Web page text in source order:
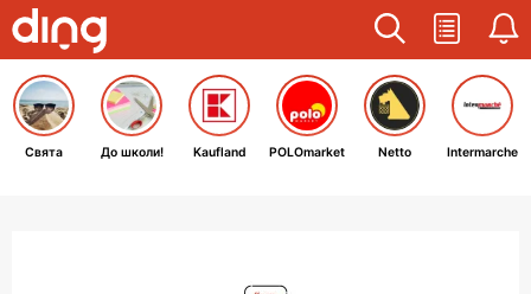
Свята До школи! Kaufland POLOmarket Netto Intermarche